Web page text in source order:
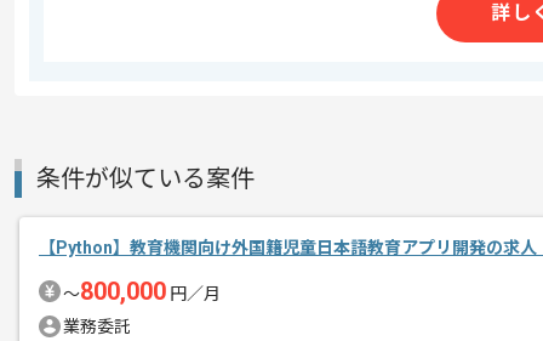
上記に似た経験やスキルをお持ちであれば
精算基準時間
詳し
条件が似ている案件
【Python】教育機関向け外国籍児童日本語教育アプリ開発の求人
〜800,000 円／月
業務委託